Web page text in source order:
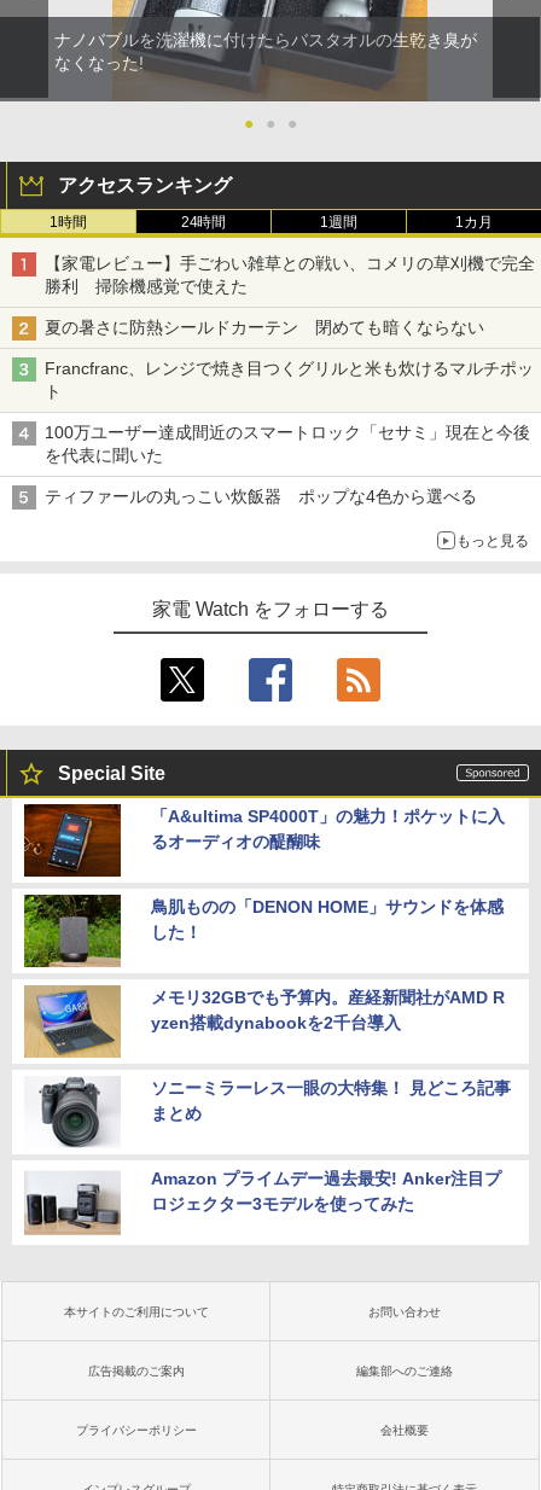
ナノバブルを洗濯機に付けたらバスタオルの生乾き臭が
なくなった!
● ● ●
アクセスランキング
1時間 24時間 1週間 1カ月
【家電レビュー】手ごわい雑草との戦い、コメリの草刈機で完全
勝利 掃除機感覚で使えた
夏の暑さに防熱シールドカーテン 閉めても暗くならない
Francfranc、レンジで焼き目つくグリルと米も炊けるマルチポッ
ト
100万ユーザー達成間近のスマートロック「セサミ」現在と今後
を代表に聞いた
ティファールの丸っこい炊飯器 ポップな4色から選べる
もっと見る
家電 Watch をフォローする
Special Site
「A&ultima SP4000T」の魅力！ポケットに入
るオーディオの醍醐味
鳥肌ものの「DENON HOME」サウンドを体感
した！
メモリ32GBでも予算内。産経新聞社がAMD R
yzen搭載dynabookを2千台導入
ソニーミラーレス一眼の大特集！ 見どころ記事
まとめ
Amazon プライムデー過去最安! Anker注目プ
ロジェクター3モデルを使ってみた
本サイトのご利用について お問い合わせ
広告掲載のご案内 編集部へのご連絡
プライバシーポリシー 会社概要